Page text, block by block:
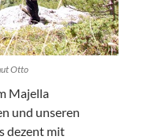
Otto
Majella
und unseren
dezent mit